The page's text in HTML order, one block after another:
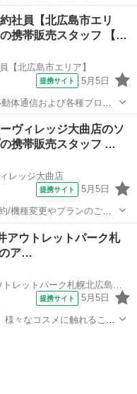
、店舗運営に伴う売上管
客様対応以外にもきっと
社員【北広島市エリ
携帯販売スタッフ 【…
【北広島市エリア】
提携サイト 5月5日
体通信および各種ブロー
な業務内
入やプラン変更の事務手続
ヴィレッジ大曲店のソ
携帯販売スタッフ …
レッジ大曲店
提携サイト 5月5日
/機種変更やプランのご案
、店舗運営に伴う売上管
客様対応以外にもきっと
ウトレットパーク札
ア…
提携サイト 5月5日
々なコスメに触れること